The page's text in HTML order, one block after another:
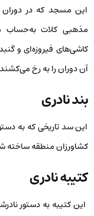
این مسجد که در دوران
مذهبی کلات به‌حساب
کاشی‌های فیروزه‌ای و
آن دوران را به رخ
بند نادری
این سد تاریخی که به
کشاورزان منطقه ساخته
کتیبه نادری